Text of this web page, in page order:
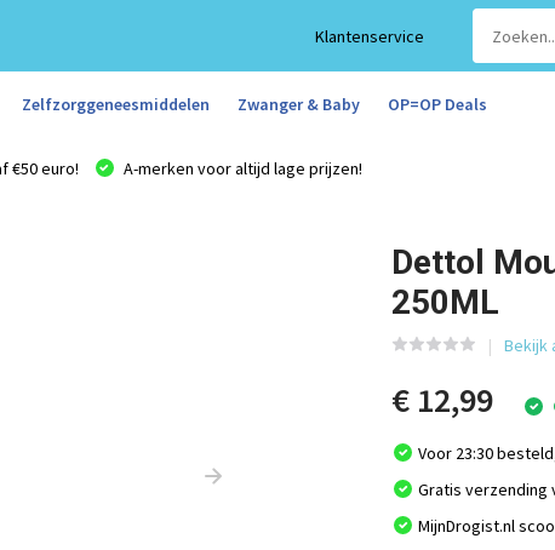
Klantenservice
Zelfzorggeneesmiddelen Zwanger & Baby OP=OP Deals
€50 euro! A-merken voor altijd lage prijzen!
Dettol
250ML
Bekijk
€ 12,99
Voor 23:30
Gratis verzending
MijnDrogist.nl